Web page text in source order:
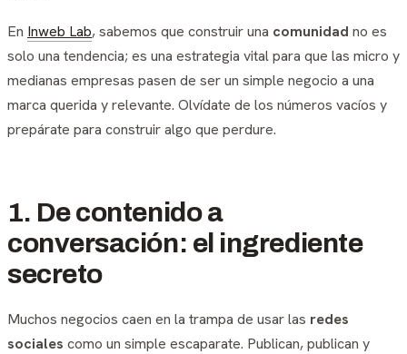
En Inweb Lab, sabemos que construir una comunidad no es
solo una tendencia; es una estrategia vital para que las micro y
medianas empresas pasen de ser un simple negocio a una
marca querida y relevante. Olvídate de los números vacíos y
prepárate para construir algo que perdure.
1. De contenido a
conversación: el ingrediente
secreto
Muchos negocios caen en la trampa de usar las redes
sociales como un simple escaparate. Publican, publican y